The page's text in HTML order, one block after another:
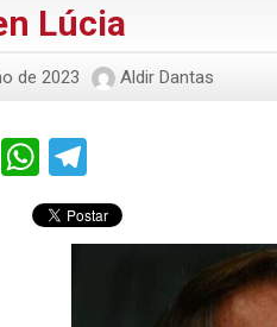
Lúcia
de 2023 Aldir Dantas
TwitterWhatsApp